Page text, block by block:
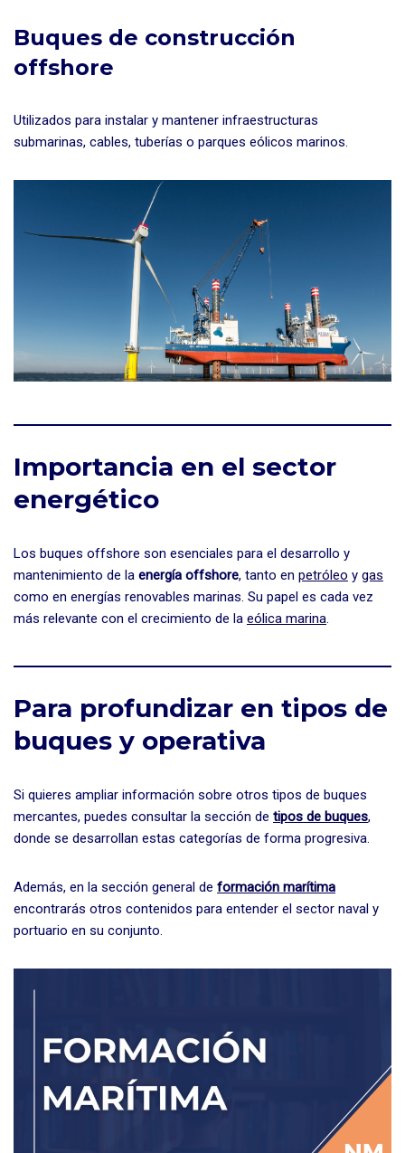
Buques de construcción
offshore
Utilizados para instalar y mantener infraestructuras
submarinas, cables, tuberías o parques eólicos marinos.
Importancia en el sector
energético
Los buques offshore son esenciales para el desarrollo y
mantenimiento de la energía offshore, tanto en petróleo y gas
como en energías renovables marinas. Su papel es cada vez
más relevante con el crecimiento de la eólica marina
Para profundizar en tipos de
buques y operativa
Si quieres ampliar información sobre otros tipos de buques
mercantes, puedes consultar la sección de tipos de buques,
donde se desarrollan estas categorías de forma progresiva.
Además, en la sección general de formación marítima
encontrarás otros contenidos para entender el sector naval y
portuario en su conjunto.